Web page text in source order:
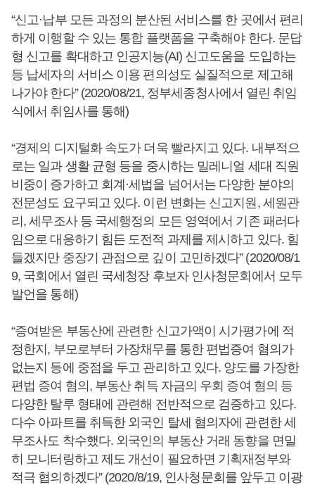
“신고·납부 모든 과정의 분산된 서비스를 한 곳에서 편리
하게 이행할 수 있는 통합 플랫폼을 구축해야 한다. 문답
형 신고를 확대하고 인공지능(AI) 신고도움을 도입하는
등 납세자의 서비스 이용 편의성도 실질적으로 제고해
나가야 한다” (2020/08/21, 정부세종청사에서 열린 취임
식에서 취임사를 통해)
“경제의 디지털화 속도가 더욱 빨라지고 있다. 내부적으
로는 일과 생활 균형 등을 중시하는 밀레니얼 세대 직원
비중이 증가하고 회계·세법을 넘어서는 다양한 분야의
전문성도 요구되고 있다. 이런 변화는 신고지원, 세원관
리, 세무조사 등 국세행정의 모든 영역에서 기존 패러다
임으로 대응하기 힘든 도전적 과제를 제시하고 있다. 힘
들겠지만 중장기 관점으로 깊이 고민하겠다” (2020/08/1
9, 국회에서 열린 국세청장 후보자 인사청문회에서 모두
발언을 통해)
“증여받은 부동산에 관련한 신고가액이 시가평가에 적
정한지, 부모로부터 가장채무를 통한 편법증여 혐의가
없는지 등에 중점을 두고 관리하고 있다. 양도를 가장한
편법 증여 혐의, 부동산 취득 자금의 우회 증여 혐의 등
다양한 탈루 형태에 관련해 전반적으로 검증하고 있다.
다수 아파트를 취득한 외국인 탈세 혐의자에 관련한 세
무조사도 착수했다. 외국인의 부동산 거래 동향을 면밀
히 모니터링하고 제도 개선이 필요하면 기획재정부와
적극 협의하겠다” (2020/8/19, 인사청문회를 앞두고 이광